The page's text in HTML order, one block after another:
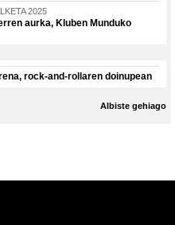
2025
aurka, Kluben Munduko
rock-and-rollaren doinupean
Albiste gehiago